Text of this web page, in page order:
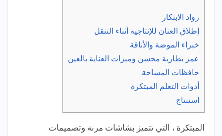
رواد الابتكار
إطلاق العنان للإنتاجية أثناء التنقل
خبراء الموضة والأناقة
عمر بطارية محسن وميزات العناية بالعين
حافظات المساحة
أدوات التعلم المبتكرة
استنتاج
المبتكرة ، التي تتميز بشاشات مرنة وتصميمات